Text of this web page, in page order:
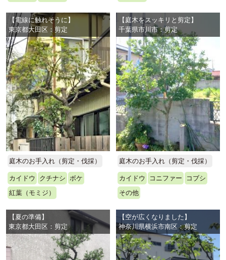
【電線に触れそうに】
東京都大田区：剪定
庭木のお手入れ（剪定・伐採）
カイドウ クチナシ
ボケ
紅葉（モミジ）
【庭木をスッキリと剪定】
千葉県市川市：剪定
庭木のお手入れ（剪定・伐採）
カイドウ コニファー
コブシ
その他
【夏の準備】
東京都大田区：剪定
【空が広くなりました】
神奈川県横浜市南区：剪定